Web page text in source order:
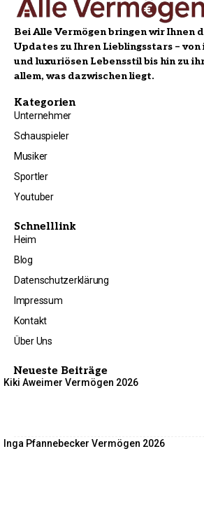
Bei Alle Vermögen bringen wir Ihnen
Updates zu Ihren Lieblingsstars –
und luxuriösen Lebensstil bis hin zu
allem, was dazwischen liegt.
Kategorien
Unternehmer
Schauspieler
Musiker
Sportler
Youtuber
Schnelllink
Heim
Blog
Datenschutzerklärung
Impressum
Kontakt
Über Uns
Neueste Beiträge
Kiki Aweimer Vermögen 2026
Inga Pfannebecker Vermögen 2026